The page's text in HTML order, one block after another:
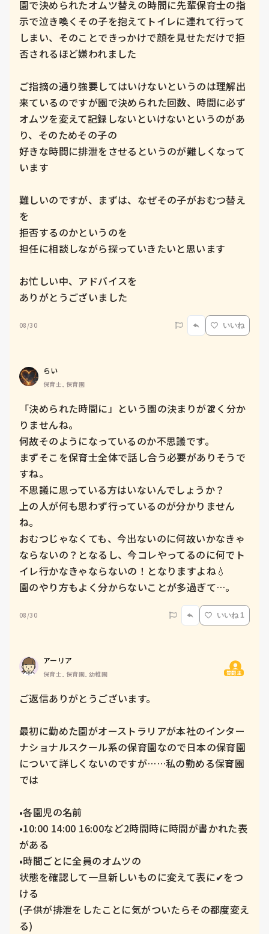
園で決められたオムツ替えの時間に先輩保育士の指
示で泣き喚くその子を抱えてトイレに連れて行って
しまい、そのことできっかけで顔を見せただけで拒
否されるほど嫌われました
ご指摘の通り強要してはいけないというのは理解出
来ているのですが園で決められた回数、時間に必ず
オムツを変えて記録しないといけないというのがあ
り、そのためその子の
好きな時間に排泄をさせるというのが難しくなって
います
難しいのですが、まずは、なぜその子がおむつ替え
を
拒否するのかというのを
担任に相談しながら探っていきたいと思います
お忙しい中、アドバイスを
08/30 いいね
らい
保育士, 保育園
「決められた時間に」という園の決まりが⁇よく分か
りませんね。
何故そのようになっているのか不思議です。
まずそこを保育士全体で話し合う必要がありそうで
すね。
不思議に思っている方はいないんでしょうか？
上の人が何も思わず行っているのが分かりません
ね。
おむつじゃなくても、今出ないのに何故いかなきゃ
ならないの？となるし、今コレやってるのに何でト
イレ行かなきゃならないの！となりますよね💧
園のやり方もよく分からないことが多過ぎて…。
08/30 いいね 1
アーリア
保育士, 保育園, 幼稚園 質問主
ご返信ありがとうございます。
最初に勤めた園がオーストラリアが本社のインター
ナショナルスクール系の保育園なので日本の保育園
について詳しくないのですが……私の勤める保育園
では
•各園児の名前
•10:00 14:00 16:00など2時間時に時間が書かれた表
がある
•時間ごとに全員のオムツの
状態を確認して一旦新しいものに変えて表に✔︎をつ
ける
(子供が排泄をしたことに気がついたらその都度変え
る)